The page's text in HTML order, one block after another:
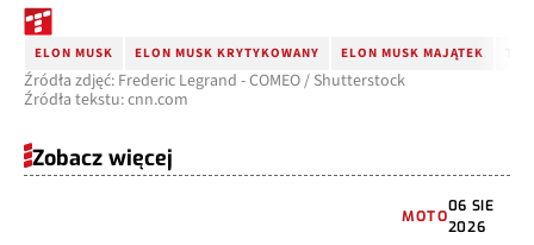
ELON MUSK ELON MUSK KRYTYKOWANY ELON MUSK MAJĄTEK
Źródła zdjęć: Frederic Legrand - COMEO / Shutterstock
Źródła tekstu: cnn.com
Zobacz więcej
MOTO
06 SIE
2026